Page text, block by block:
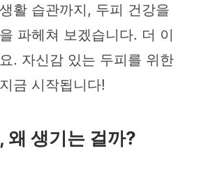
활 습관까지, 두피 건강을
파헤쳐 보겠습니다. 더 이
. 자신감 있는 두피를 위한
금 시작됩니다!
왜 생기는 걸까?